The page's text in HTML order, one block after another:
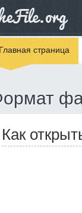
Главная страница
Как